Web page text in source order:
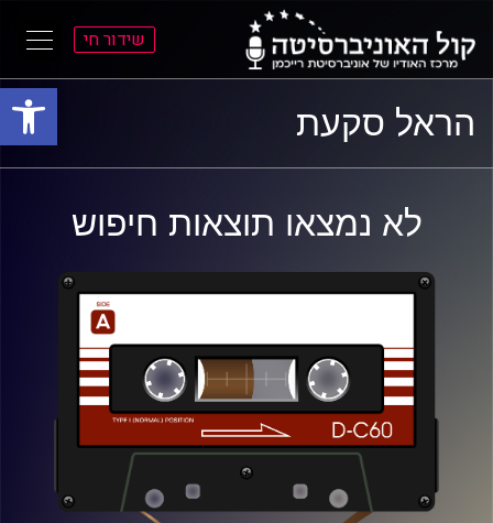
פתח
התפריט
הראשי
התוכן
הראשי
שידור חי
הראל סקעת
לא נמצאו תוצאות חיפוש